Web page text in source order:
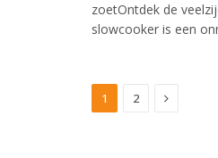
zoetOntdek de
slowcooker is een
1 2 Next